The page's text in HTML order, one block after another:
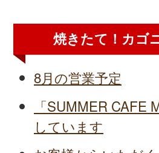
焼きたて！カゴ
8月の営業予定
「SUMMER CAFE
しています